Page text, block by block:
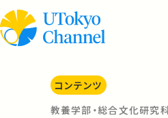
コンテンツ
教養学部・総合文化研究